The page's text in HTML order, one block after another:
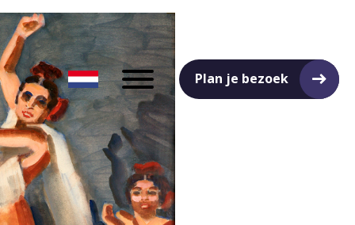
Plan je bezoek